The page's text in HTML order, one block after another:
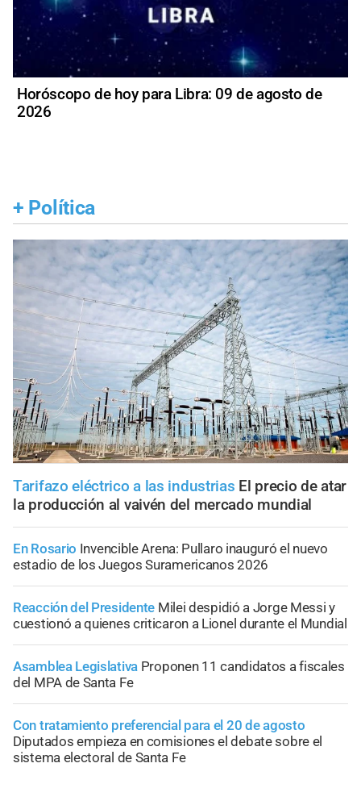
Horóscopo de hoy para Libra: 09 de agosto de
2026
+ Política
Tarifazo eléctrico a las industrias El precio de atar
la producción al vaivén del mercado mundial
En Rosario Invencible Arena: Pullaro inauguró el nuevo
estadio de los Juegos Suramericanos 2026
Reacción del Presidente Milei despidió a Jorge Messi y
cuestionó a quienes criticaron a Lionel durante el Mundial
Asamblea Legislativa Proponen 11 candidatos a fiscales
del MPA de Santa Fe
Con tratamiento preferencial para el 20 de agosto
Diputados empieza en comisiones el debate sobre el
sistema electoral de Santa Fe